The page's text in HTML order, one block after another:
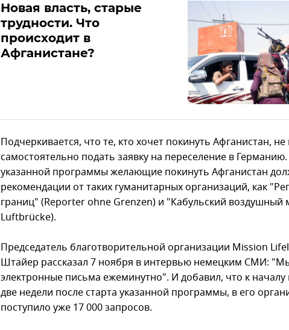
Новая власть, старые
трудности. Что
происходит в
Афганистане?
Подчеркивается, что те, кто хочет покинуть Афганистан, не
самостоятельно подать заявку на переселение в
указанной программы желающие покинуть Афганистан
рекомендации от таких гуманитарных организаций, как
границ" (Reporter ohne Grenzen) и "Кабульский воздушный
Luftbrücke).
Председатель благотворительной организации Mission
Штайер рассказал 7 ноября в интервью немецким СМИ:
электронные письма ежеминутно". И добавил, что к началу
две недели после старта указанной программы, в его
поступило уже 17 000 запросов.